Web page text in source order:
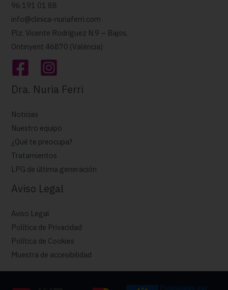
96 191 01 88
info@clinica-nuriaferri.com
Plz. Vicente Rodríguez N.9 – Bajos,
Ontinyent 46870 (València)
Dra. Nuria Ferri
Noticias
Nuestro equipo
¿Qué te preocupa?
Tratamientos
LPG de última generación
Aviso Legal
Aviso Legal
Política de Privacidad
Política de Cookies
Muestra de accesibilidad